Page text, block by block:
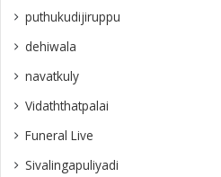
puthukudijiruppu
dehiwala
navatkuly
Vidaththatpalai
Funeral Live
Sivalingapuliyadi